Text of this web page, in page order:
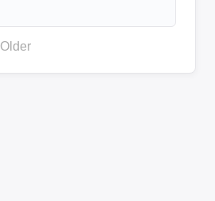
Older